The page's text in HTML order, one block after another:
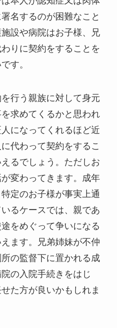
名するのが困難なこと
設や病院はお子様、兄
りに契約をすることを
す。
行う親族に対して身元
求めてくるかと思われ
になってくれるほど近
代わって契約をするこ
るでしょう。ただしお
変わってきます。成年
定のお子様が事実上通
るケースでは、親であ
をめぐって争いになる
ます。兄弟姉妹が不仲
の監督下に置かれる成
の入院手続きをはじ
た方が良いかもしれま